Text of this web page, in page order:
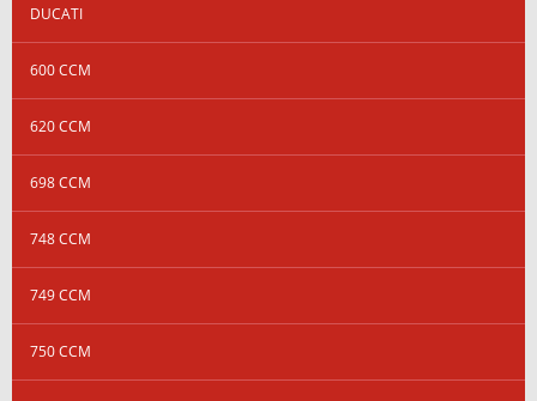
DUCATI
600 CCM
620 CCM
698 CCM
748 CCM
749 CCM
750 CCM